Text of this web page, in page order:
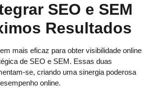
SEO e SEM
Resultados
mais eficaz para obter visibilidade online
de SEO e SEM. Essas duas
se, criando uma sinergia poderosa
online.